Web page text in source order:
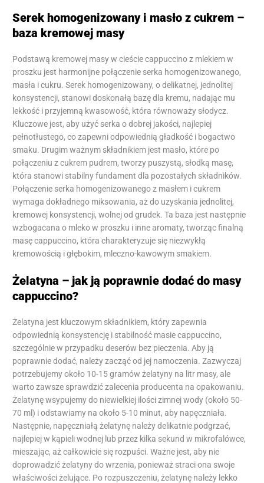
Serek homogenizowany i masło z cukrem –
baza kremowej masy
Podstawą kremowej masy w cieście cappuccino z mlekiem w
proszku jest harmonijne połączenie serka homogenizowanego,
masła i cukru. Serek homogenizowany, o delikatnej, jednolitej
konsystencji, stanowi doskonałą bazę dla kremu, nadając mu
lekkość i przyjemną kwasowość, która równoważy słodycz.
Kluczowe jest, aby użyć serka o dobrej jakości, najlepiej
pełnotłustego, co zapewni odpowiednią gładkość i bogactwo
smaku. Drugim ważnym składnikiem jest masło, które po
połączeniu z cukrem pudrem, tworzy puszystą, słodką masę,
która stanowi stabilny fundament dla pozostałych składników.
Połączenie serka homogenizowanego z masłem i cukrem
wymaga dokładnego miksowania, aż do uzyskania jednolitej,
kremowej konsystencji, wolnej od grudek. Ta baza jest następnie
wzbogacana o mleko w proszku i inne aromaty, tworząc finalną
masę cappuccino, która charakteryzuje się niezwykłą
kremowością i głębokim, mleczno-kawowym smakiem.
Żelatyna – jak ją poprawnie dodać do masy
cappuccino?
Żelatyna jest kluczowym składnikiem, który zapewnia
odpowiednią konsystencję i stabilność masie cappuccino,
szczególnie w przypadku deserów bez pieczenia. Aby ją
poprawnie dodać, należy zacząć od jej namoczenia. Zazwyczaj
potrzebujemy około 10-15 gramów żelatyny na litr masy, ale
warto zawsze sprawdzić zalecenia producenta na opakowaniu.
Żelatynę wsypujemy do niewielkiej ilości zimnej wody (około 50-
70 ml) i odstawiamy na około 5-10 minut, aby napęczniała.
Następnie, napęczniałą żelatynę należy delikatnie podgrzać,
najlepiej w kąpieli wodnej lub przez kilka sekund w mikrofalówce,
mieszając, aż całkowicie się rozpuści. Ważne jest, aby nie
doprowadzić żelatyny do wrzenia, ponieważ straci ona swoje
właściwości żelujące. Po rozpuszczeniu, żelatynę należy lekko